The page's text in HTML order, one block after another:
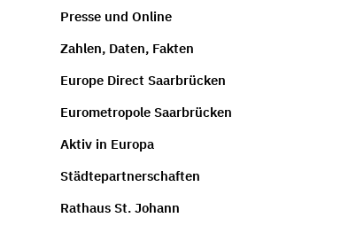
Presse und Online
Zahlen, Daten, Fakten
Europe Direct Saarbrücken
Eurometropole Saarbrücken
Aktiv in Europa
Städtepartnerschaften
Rathaus St. Johann